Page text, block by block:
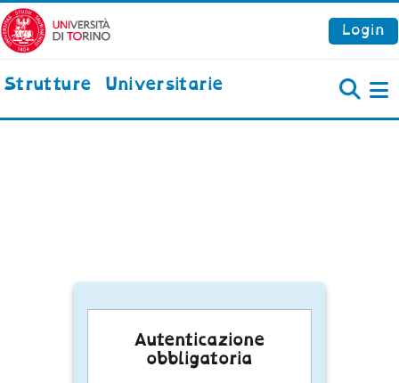
Vai al contenuto principale
Login
Strutture Universitarie
Autenticazione
obbligatoria